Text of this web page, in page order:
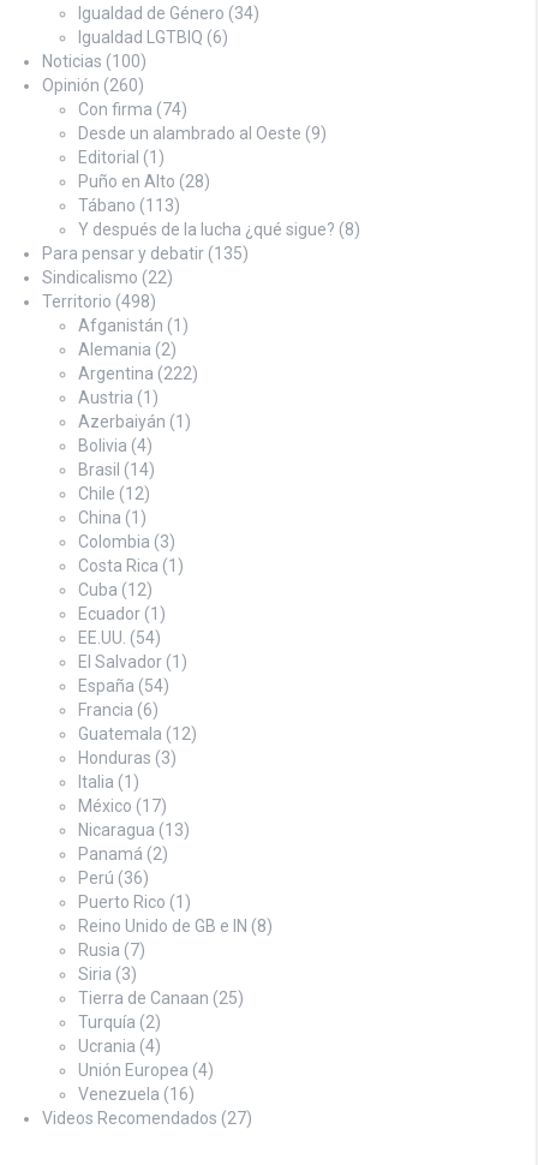
Igualdad de Género (34)
Igualdad LGTBIQ (6)
Noticias (100)
Opinión (260)
Con firma (74)
Desde un alambrado al Oeste (9)
Editorial (1)
Puño en Alto (28)
Tábano (113)
Y después de la lucha ¿qué sigue? (8)
Para pensar y debatir (135)
Sindicalismo (22)
Territorio (498)
Afganistán (1)
Alemania (2)
Argentina (222)
Austria (1)
Azerbaiyán (1)
Bolivia (4)
Brasil (14)
Chile (12)
China (1)
Colombia (3)
Costa Rica (1)
Cuba (12)
Ecuador (1)
EE.UU. (54)
El Salvador (1)
España (54)
Francia (6)
Guatemala (12)
Honduras (3)
Italia (1)
México (17)
Nicaragua (13)
Panamá (2)
Perú (36)
Puerto Rico (1)
Reino Unido de GB e IN (8)
Rusia (7)
Siria (3)
Tierra de Canaan (25)
Turquía (2)
Ucrania (4)
Unión Europea (4)
Venezuela (16)
Videos Recomendados (27)